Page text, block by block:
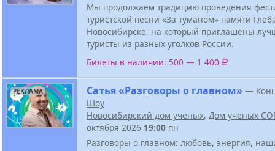
Мы продолжаем традицию проведения
туристской песни «За туманом» памяти
Новосибирске, на который приглашены
туристы из разных уголков России.
Билеты в наличии: 500 — 1 400
РЕКЛАМА Сатья «Разговоры о главном» —
Шоу
Новосибирский дом учёных, Дом ученых
октября 2026 19:00 пн
Разговоры о главном: любовь, энергия,